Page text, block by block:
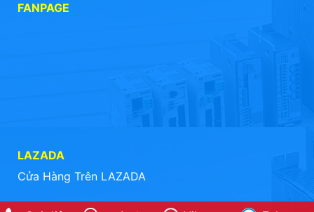
FANPAGE
LAZADA
Cửa Hàng Trên LAZADA